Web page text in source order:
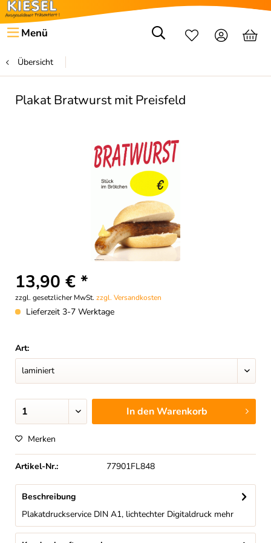
Menü
Übersicht
Plakat Bratwurst mit Preisfeld
13,90 € *
zzgl. gesetzlicher MwSt. zzgl. Versandkosten
Lieferzeit 3-7 Werktage
Art:
In denWarenkorb
Merken
Artikel-Nr.: 77901FL848
Beschreibung
Plakatdruckservice DIN A1, lichtechter Digitaldruck mehr